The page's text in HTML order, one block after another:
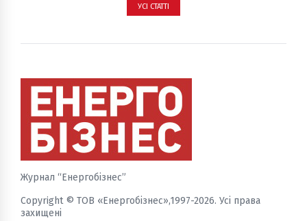
та перевантаження мережі стали для галузі не
УСІ СТАТТІ
Журнал “Енергобізнес”
Copyright © ТОВ «Енергобізнес»,1997-2026. Усі права
захищені